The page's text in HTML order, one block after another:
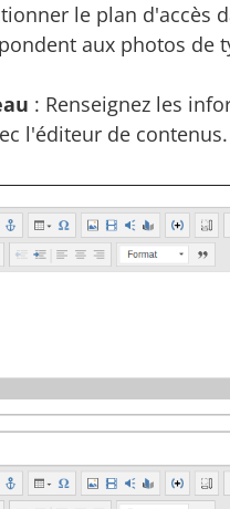
le plan d'accès
aux photos de
: Renseignez les
l'éditeur de contenus.